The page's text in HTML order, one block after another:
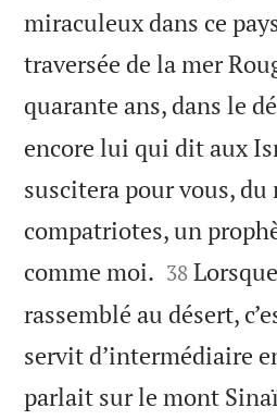
miraculeux dans ce
traversée de la mer
quarante ans, dans le
encore lui qui dit aux
suscitera pour vous,
compatriotes, un
comme moi. 

38
rassemblé au désert,
servit d’intermédiaire
parlait sur le mont